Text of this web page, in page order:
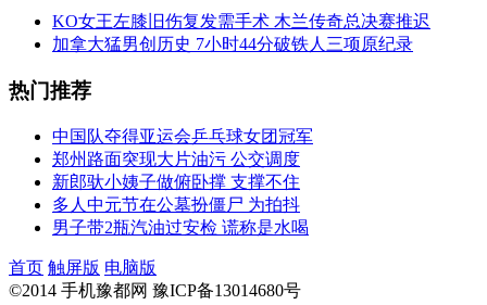
KO女王左膝旧伤复发需手术 木兰传奇总决赛推迟
加拿大猛男创历史 7小时44分破铁人三项原纪录
热门推荐
中国队夺得亚运会乒乓球女团冠军
郑州路面突现大片油污 公交调度
新郎驮小姨子做俯卧撑 支撑不住
多人中元节在公墓扮僵尸 为拍抖
男子带2瓶汽油过安检 谎称是水喝
首页 触屏版 电脑版
©2014 手机豫都网 豫ICP备13014680号